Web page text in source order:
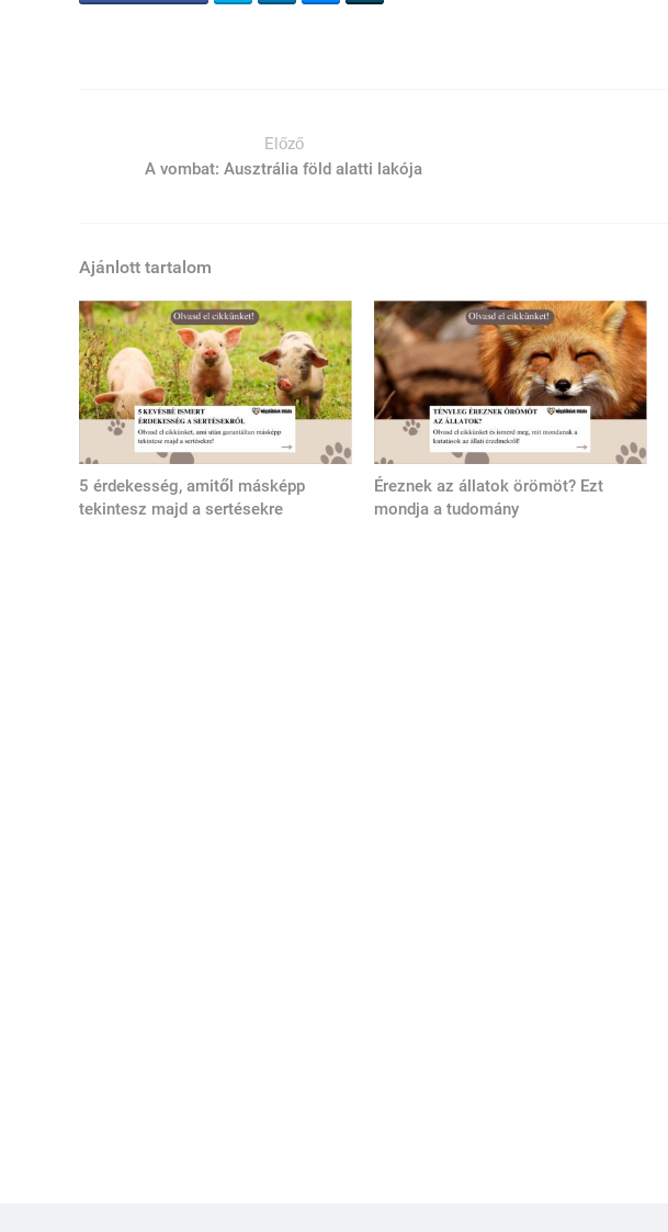
Előző
A vombat: Ausztrália föld alatti lakója
Ajánlott tartalom
5 érdekesség, amitől másképp
tekintesz majd a sertésekre
Éreznek az állatok örömöt? Ezt
mondja a tudomány